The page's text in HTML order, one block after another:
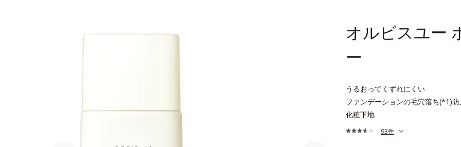
オルビスユー
ー
うるおってくずれにくい
ファンデーションの毛穴落ち(*1)防
化粧下地
93件